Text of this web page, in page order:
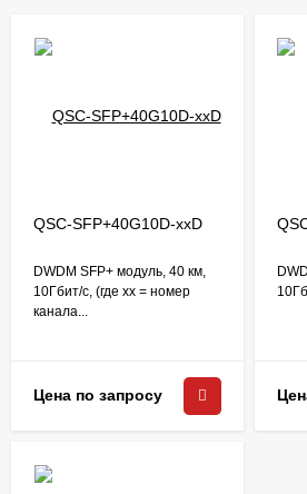
QSC-SFP+40G10D-xxD
DWDM SFP+ модуль, 40 км,
10Гбит/c, (где xx = номер
канала...
Цена по запросу